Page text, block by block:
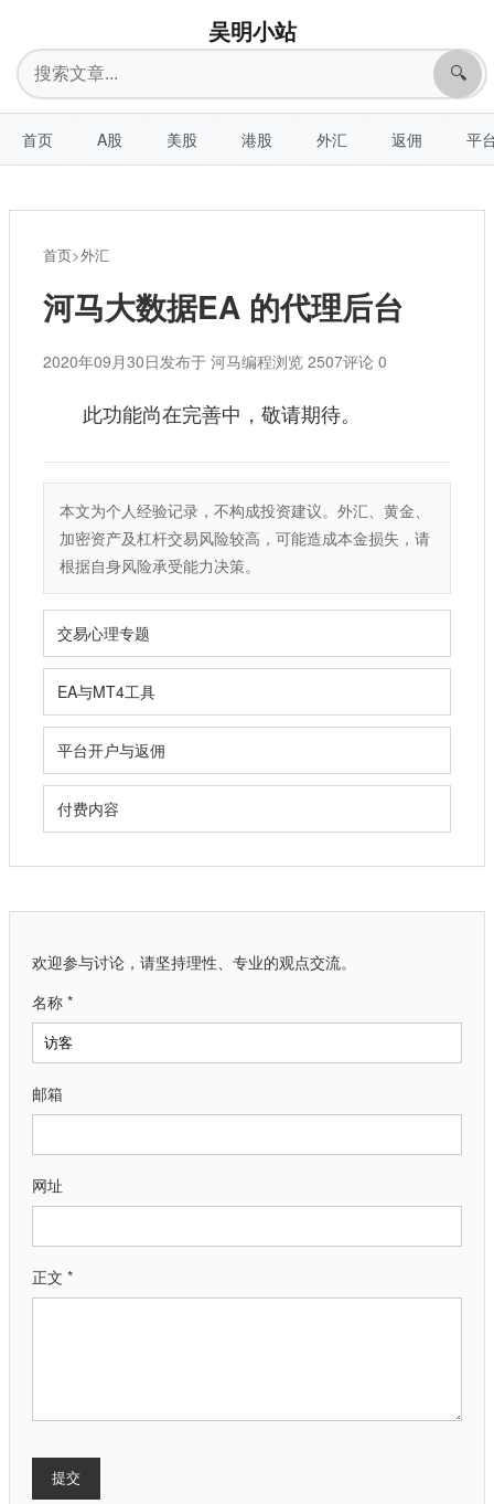
吴明小站
搜
索
🔍
首页 A股 美股 港股 外汇 返佣 平
首页>外汇
河马大数据EA 的代理后台
2020年09月30日发布于 河马编程浏览 2507评论 0
此功能尚在完善中，敬请期待。
本文为个人经验记录，不构成投资建议。外汇、黄金、
加密资产及杠杆交易风险较高，可能造成本金损失，请
根据自身风险承受能力决策。
交易心理专题
EA与MT4工具
平台开户与返佣
付费内容
欢迎参与讨论，请坚持理性、专业的观点交流。
名称 *
邮箱
网址
正文 *
提交